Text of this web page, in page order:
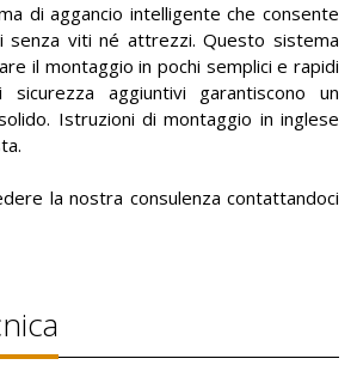
di aggancio intelligente che consente
senza viti né attrezzi. Questo sistema
il montaggio in pochi semplici e rapidi
sicurezza aggiuntivi garantiscono un
Istruzioni di montaggio in inglese
la nostra consulenza contattandoci